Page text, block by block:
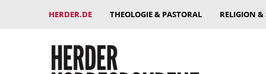
HERDER.DE THEOLOGIE & PASTORAL RELIGION